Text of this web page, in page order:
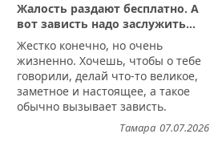
Жалость раздают бесплатно. А
вот зависть надо заслужить...
Жестко конечно, но очень
жизненно. Хочешь, чтобы о тебе
говорили, делай что-то великое,
заметное и настоящее, а такое
обычно вызывает зависть.
07.07.2026
Тамара